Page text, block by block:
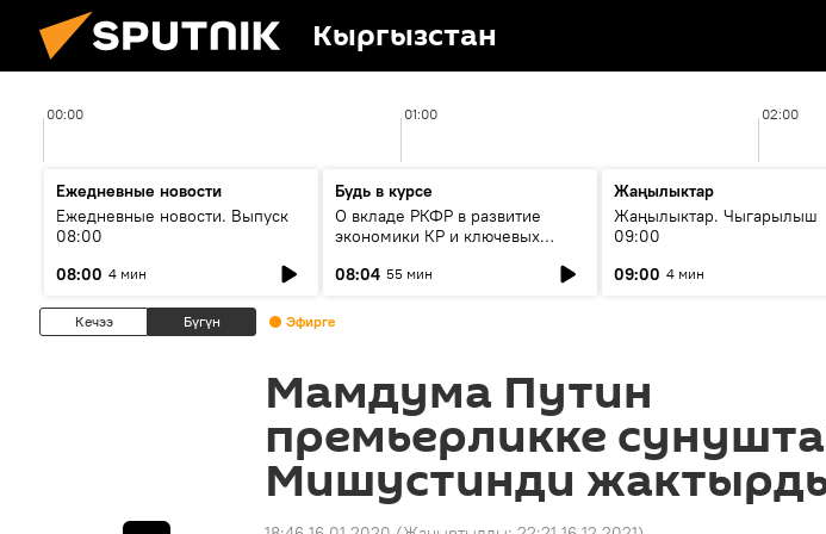
Кыргызстан
00:00 01:00 02:00
Ежедневные новости
Ежедневные новости. Выпуск
08:00
08:00 4 мин
Будь в курсе
О вкладе РКФР в развитие
экономики КР и ключевых
08:04 55 мин
Жаңылыктар
Жаңылыктар. Чыгарылыш
09:00
09:00 4 мин
Кечээ Бүгүн Эфирге
Мамдума Путин
премьерликке
Мишустинди